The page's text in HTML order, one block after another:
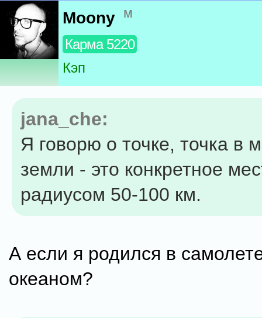
Moony м
Карма 5220
Кэп
jana_che:
Я говорю о точке, точка в
земли - это конкретное
радиусом 50-100 км.
А если я родился в
океаном?